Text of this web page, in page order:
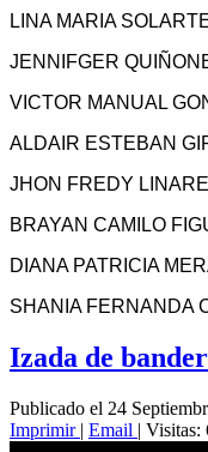
LINA MARIA
JENNIFGER
VICTOR MANUAL
ALDAIR ESTEBAN
JHON FREDY
BRAYAN CAMILO
DIANA PATRICIA
SHANIA FERNANDA
Izada de
Publicado el 24
Imprimir | Email | Visitas: